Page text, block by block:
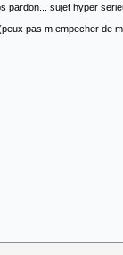
pardon... sujet hyper
pas m empecher de